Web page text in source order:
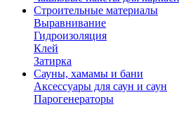
Строительные материалы
Выравнивание
Гидроизоляция
Клей
Затирка
Сауны, хамамы и бани
Аксессуары для саун и саун
Парогенераторы